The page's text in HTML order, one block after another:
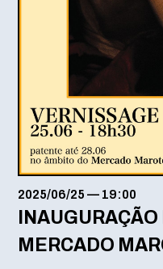
2025/06/25 — 19:00
MERCADO